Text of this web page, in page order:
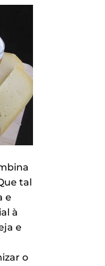
tal
e
à
e
o